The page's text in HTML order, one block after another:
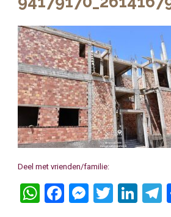
Deel met vrienden/familie:
WhatsApp
Facebook